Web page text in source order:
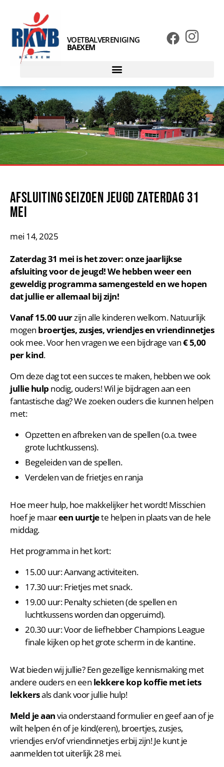
VOETBALVERENIGING
BAEXEM
Afsluiting seizoen jeugd zaterdag 31
mei
mei 14, 2025
Zaterdag 31 mei is het zover: onzejaarlijkse
afsluiting voor de jeugd! We hebben weer een
geweldig programma samengesteld en we hopen
datjullie er allemaal bij zijn!
Vanaf 15.00 uurzijn alle kinderen welkom. Natuurlijk
mogen broertjes, zusjes, vriendjes en vriendinnetjes
ook mee. Voor hen vragen we een bijdrage van€ 5,00
per kind.
Om deze dag tot een succes te maken, hebben we ook
jullie hulp nodig, ouders! Wil je bijdragen aan een
fantastische dag? We zoeken ouders die kunnen helpen
met:
Opzetten en afbreken van de spellen (o.a. twee
grote luchtkussens).
Begeleiden van de spellen.
Verdelen van de frietjes en ranja
Hoe meer hulp, hoe makkelijker het wordt! Misschien
hoef je maareen uurtjete helpen in plaats van de hele
middag.
Het programma in het kort:
15.00 uur: Aanvang activiteiten.
17.30 uur: Frietjes met snack.
19.00 uur: Penalty schieten (de spellen en
luchtkussens worden dan opgeruimd).
20.30 uur: Voor de liefhebber Champions League
finale kijken op het grote scherm in de kantine.
Wat bieden wij jullie? Een gezellige kennismaking met
andere ouders en een lekkere kop koffie met iets
lekkersals dank voor jullie hulp!
Meld je aanvia onderstaand formulier en geef aan of je
wilt helpen én of je kind(eren), broertjes, zusjes,
vriendjes en/of vriendinnetjes erbij zijn! Je kunt je
aanmelden tot uiterlijk 28 mei.